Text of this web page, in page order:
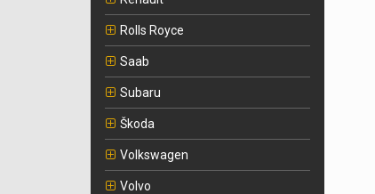
Rolls Royce
Saab
Subaru
Škoda
Volkswagen
Volvo